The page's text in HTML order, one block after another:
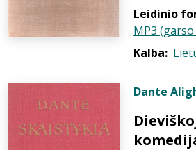
Leidinio
MP3
Kalba:
Dante